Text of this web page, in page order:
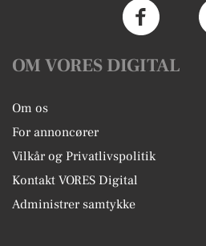
OM VORES DIGITAL
Om os
For annoncører
Vilkår og Privatlivspolitik
Kontakt VORES Digital
Administrer samtykke